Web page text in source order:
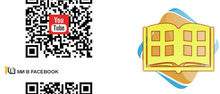
МИ В FACEBOOK